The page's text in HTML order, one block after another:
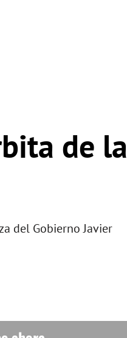
de la
del Gobierno Javier